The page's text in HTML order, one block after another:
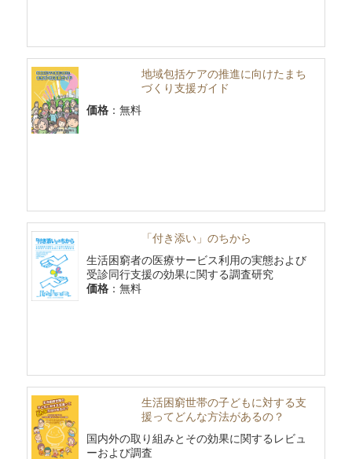
地域包括ケアの推進に向けたまち
づくり支援ガイド
価格 ：無料
「付き添い」のちから
生活困窮者の医療サービス利用の実態および
受診同行支援の効果に関する調査研究
価格 ：無料
生活困窮世帯の子どもに対する支
援ってどんな方法があるの？
国内外の取り組みとその効果に関するレビュ
ーおよび調査